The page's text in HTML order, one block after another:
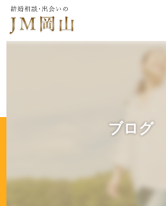
ブログ